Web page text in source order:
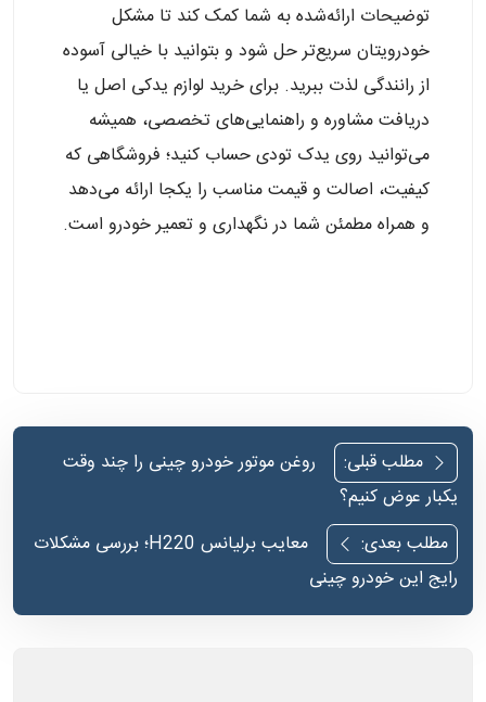
توضیحات ارائه‌شده به شما کمک کند تا مشکل
خودرویتان سریع‌تر حل شود و بتوانید با خیالی آسوده
از رانندگی لذت ببرید. برای خرید لوازم یدکی اصل یا
دریافت مشاوره و راهنمایی‌های تخصصی، همیشه
می‌توانید روی یدک‌ تودی حساب کنید؛ فروشگاهی که
کیفیت، اصالت و قیمت مناسب را یکجا ارائه می‌دهد
و همراه مطمئن شما در نگهداری و تعمیر خودرو است.
راهبری
نوشته‌ها
مطلب قبلی:
روغن موتور خودرو چینی را چند وقت
یکبار عوض کنیم؟
مطلب بعدی:
معایب برلیانس H220؛ بررسی مشکلات
رایج این خودرو چینی